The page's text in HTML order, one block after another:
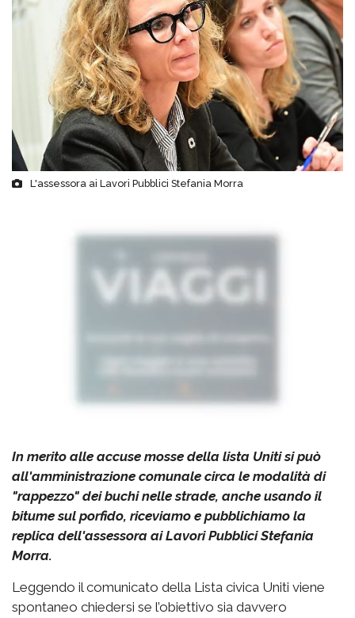
L'assessora ai Lavori Pubblici Stefania Morra
In merito alle accuse mosse della lista Uniti si può
all'amministrazione comunale circa le modalità di
"rappezzo" dei buchi nelle strade, anche usando il
bitume sul porfido, riceviamo e pubblichiamo la
replica dell'assessora ai Lavori Pubblici Stefania
Morra.
Leggendo il comunicato della Lista civica Uniti viene
spontaneo chiedersi se l’obiettivo sia davvero